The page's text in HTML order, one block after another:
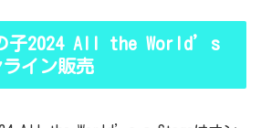
子2024 All the World’s
イン販売